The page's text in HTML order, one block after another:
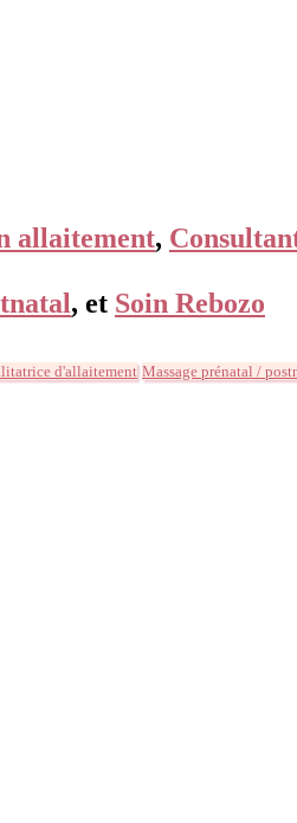
allaitement,
, et Soin Rebozo
d'allaitement Massage prénatal /